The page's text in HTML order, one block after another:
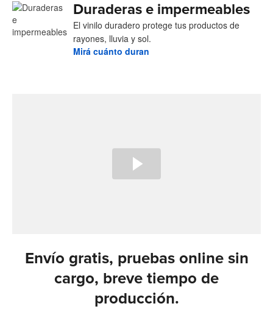
Duraderas e impermeables
El vinilo duradero protege tus productos de
rayones, lluvia y sol.
Mirá cuánto duran
Envío gratis, pruebas online sin
cargo, breve tiempo de
producción.